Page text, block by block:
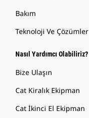
Bakım
Teknoloji Ve Çözümler
Nasıl Yardımcı Olabiliriz?
Bize Ulaşın
Cat Kiralık Ekipman
Cat İkinci El Ekipman